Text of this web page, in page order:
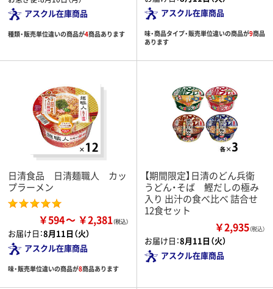
アスクル在庫商品
種類・販売単位違いの商品が4商品あります
アスクル在庫商品
味・商品タイプ・販売単位違いの商品が9商品
あります
日清食品 日清麺職人 カッ
プラーメン
￥594 ￥2,381
お届け日：8月11日（火）
アスクル在庫商品
味・販売単位違いの商品が8商品あります
【期間限定】日清のどん兵衛
うどん・そば 鰹だしの極み
入り 出汁の食べ比べ 詰合せ
12食セット
￥2,935（税込）
お届け日：8月11日（火）
アスクル在庫商品